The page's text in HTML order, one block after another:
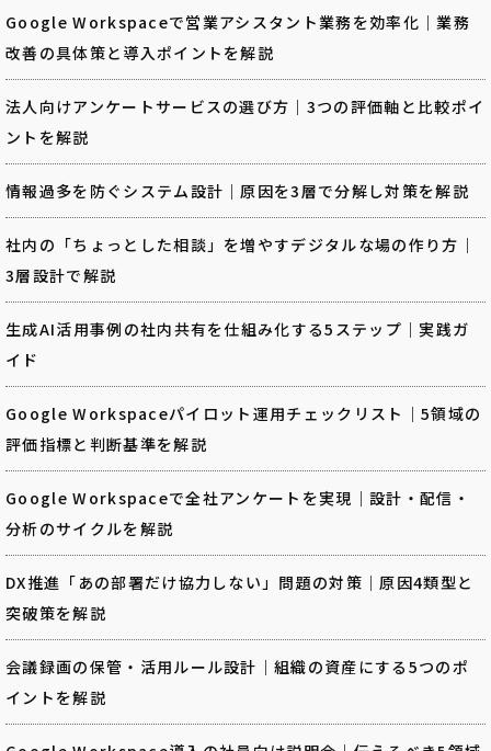
Google Workspaceで営業アシスタント業務を効率化｜業務
改善の具体策と導入ポイントを解説
法人向けアンケートサービスの選び方｜3つの評価軸と比較ポイ
ントを解説
情報過多を防ぐシステム設計｜原因を3層で分解し対策を解説
社内の「ちょっとした相談」を増やすデジタルな場の作り方｜
3層設計で解説
生成AI活用事例の社内共有を仕組み化する5ステップ｜実践ガ
イド
Google Workspaceパイロット運用チェックリスト｜5領域の
評価指標と判断基準を解説
Google Workspaceで全社アンケートを実現｜設計・配信・
分析のサイクルを解説
DX推進「あの部署だけ協力しない」問題の対策｜原因4類型と
突破策を解説
会議録画の保管・活用ルール設計｜組織の資産にする5つのポ
イントを解説